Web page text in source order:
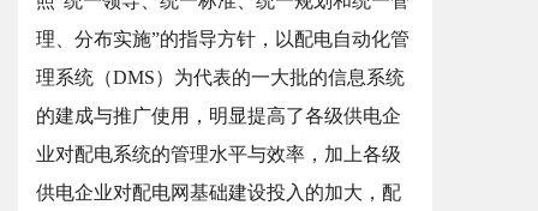
理、分布实施”的指导方针，以配电自动化管
理系统（DMS）为代表的一大批的信息系统
的建成与推广使用，明显提高了各级供电企
业对配电系统的管理水平与效率，加上各级
供电企业对配电网基础建设投入的加大，配